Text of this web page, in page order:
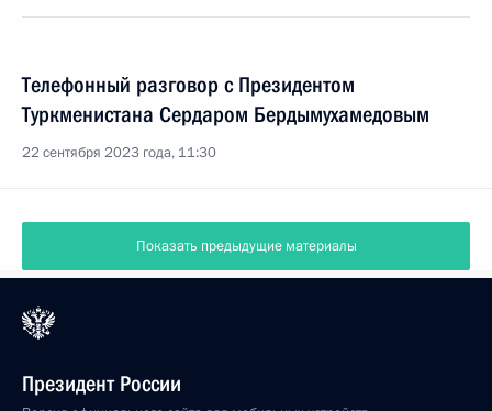
Телефонный разговор с Президентом
Туркменистана Сердаром Бердымухамедовым
22 сентября 2023 года, 11:30
Показать предыдущие материалы
Президент России